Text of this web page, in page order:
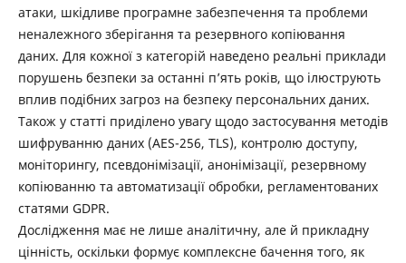
атаки, шкідливе програмне забезпечення та проблеми
неналежного зберігання та резервного копіювання
даних. Для кожної з категорій наведено реальні приклади
порушень безпеки за останні п’ять років, що ілюструють
вплив подібних загроз на безпеку персональних даних.
Також у статті приділено увагу щодо застосування методів
шифруванню даних (AES-256, TLS), контролю доступу,
моніторингу, псевдонімізації, анонімізації, резервному
копіюванню та автоматизації обробки, регламентованих
статями GDPR.
Дослідження має не лише аналітичну, але й прикладну
цінність, оскільки формує комплексне бачення того, як